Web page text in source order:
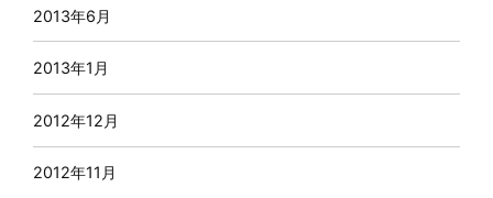
2013年6月
2013年1月
2012年12月
2012年11月